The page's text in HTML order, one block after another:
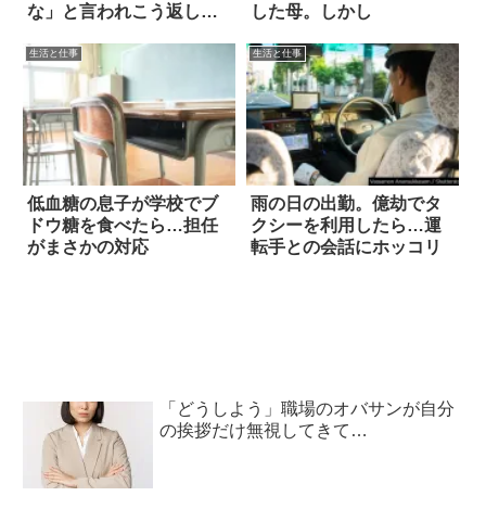
な」と言われこう返し
した母。しかし
生活と仕事
低血糖の息子が学校でブ
ドウ糖を食べたら…担任
がまさかの対応
生活と仕事
雨の日の出勤。億劫でタ
クシーを利用したら…運
転手との会話にホッコリ
「どうしよう」職場のオバサンが自分
の挨拶だけ無視してきて…